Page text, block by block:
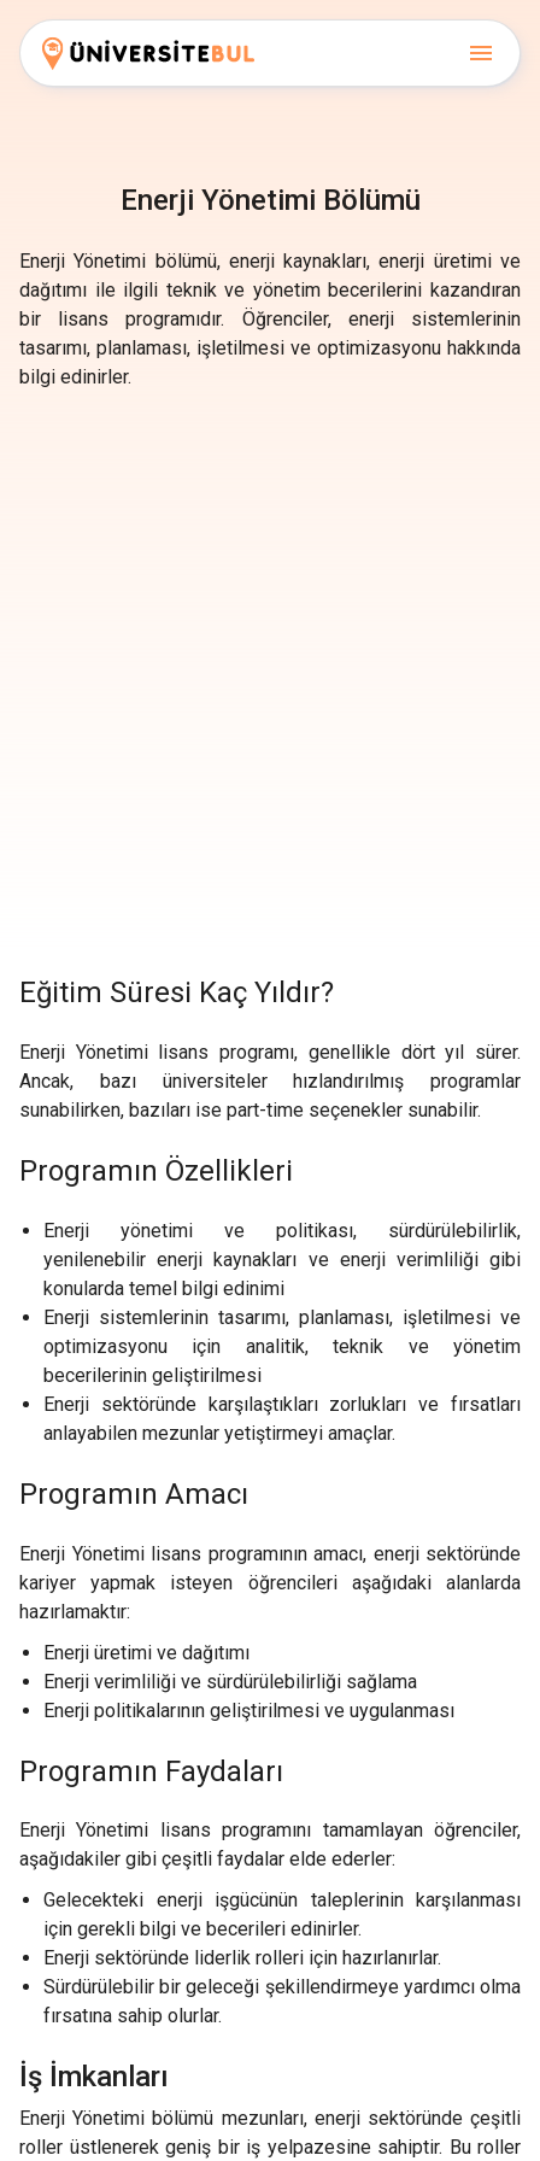
Enerji Yönetimi Bölümü
Enerji Yönetimi bölümü, enerji kaynakları, enerji üretimi ve
dağıtımı ile ilgili teknik ve yönetim becerilerini kazandıran
bir lisans programıdır. Öğrenciler, enerji sistemlerinin
tasarımı, planlaması, işletilmesi ve optimizasyonu hakkında
bilgi edinirler.
Eğitim Süresi Kaç Yıldır?
Enerji Yönetimi lisans programı, genellikle dört yıl sürer.
Ancak, bazı üniversiteler hızlandırılmış programlar
sunabilirken, bazıları ise part-time seçenekler sunabilir.
Programın Özellikleri
Enerji yönetimi ve politikası, sürdürülebilirlik,
yenilenebilir enerji kaynakları ve enerji verimliliği gibi
konularda temel bilgi edinimi
Enerji sistemlerinin tasarımı, planlaması, işletilmesi ve
optimizasyonu için analitik, teknik ve yönetim
becerilerinin geliştirilmesi
Enerji sektöründe karşılaştıkları zorlukları ve fırsatları
anlayabilen mezunlar yetiştirmeyi amaçlar.
Programın Amacı
Enerji Yönetimi lisans programının amacı, enerji sektöründe
kariyer yapmak isteyen öğrencileri aşağıdaki alanlarda
hazırlamaktır:
Enerji üretimi ve dağıtımı
Enerji verimliliği ve sürdürülebilirliği sağlama
Enerji politikalarının geliştirilmesi ve uygulanması
Programın Faydaları
Enerji Yönetimi lisans programını tamamlayan öğrenciler,
aşağıdakiler gibi çeşitli faydalar elde ederler:
Gelecekteki enerji işgücünün taleplerinin karşılanması
için gerekli bilgi ve becerileri edinirler.
Enerji sektöründe liderlik rolleri için hazırlanırlar.
Sürdürülebilir bir geleceği şekillendirmeye yardımcı olma
fırsatına sahip olurlar.
İş İmkanları
Enerji Yönetimi bölümü mezunları, enerji sektöründe çeşitli
roller üstlenerek geniş bir iş yelpazesine sahiptir. Bu roller